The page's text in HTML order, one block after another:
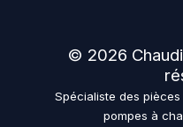
© 2026
Spécialiste des
pompes à